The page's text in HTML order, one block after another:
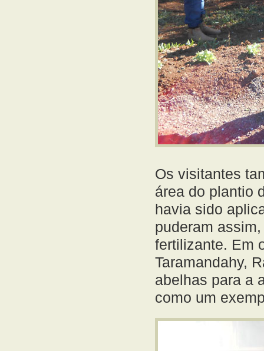
Os visitantes
área do plantio
havia sido
puderam
fertilizante. Em
Taramandahy,
abelhas para a
como um